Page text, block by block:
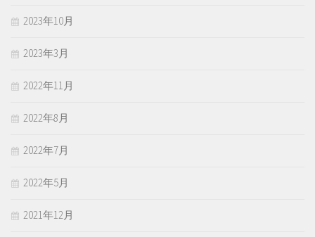
2023年10月
2023年3月
2022年11月
2022年8月
2022年7月
2022年5月
2021年12月